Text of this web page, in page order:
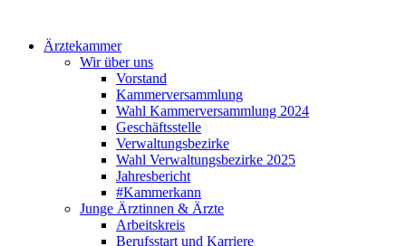
Ärztekammer
Wir über uns
Vorstand
Kammerversammlung
Wahl Kammerversammlung 2024
Geschäftsstelle
Verwaltungsbezirke
Wahl Verwaltungsbezirke 2025
Jahresbericht
#Kammerkann
Junge Ärztinnen & Ärzte
Arbeitskreis
Berufsstart und Karriere